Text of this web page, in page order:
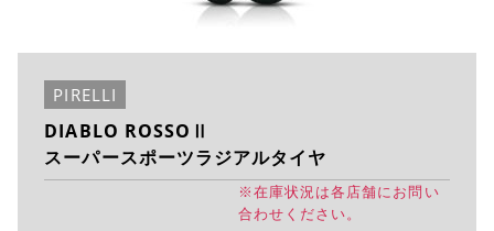
PIRELLI
DIABLO ROSSOⅡ
スーパースポーツラジアルタイヤ
※在庫状況は各店舗にお問い
合わせください。